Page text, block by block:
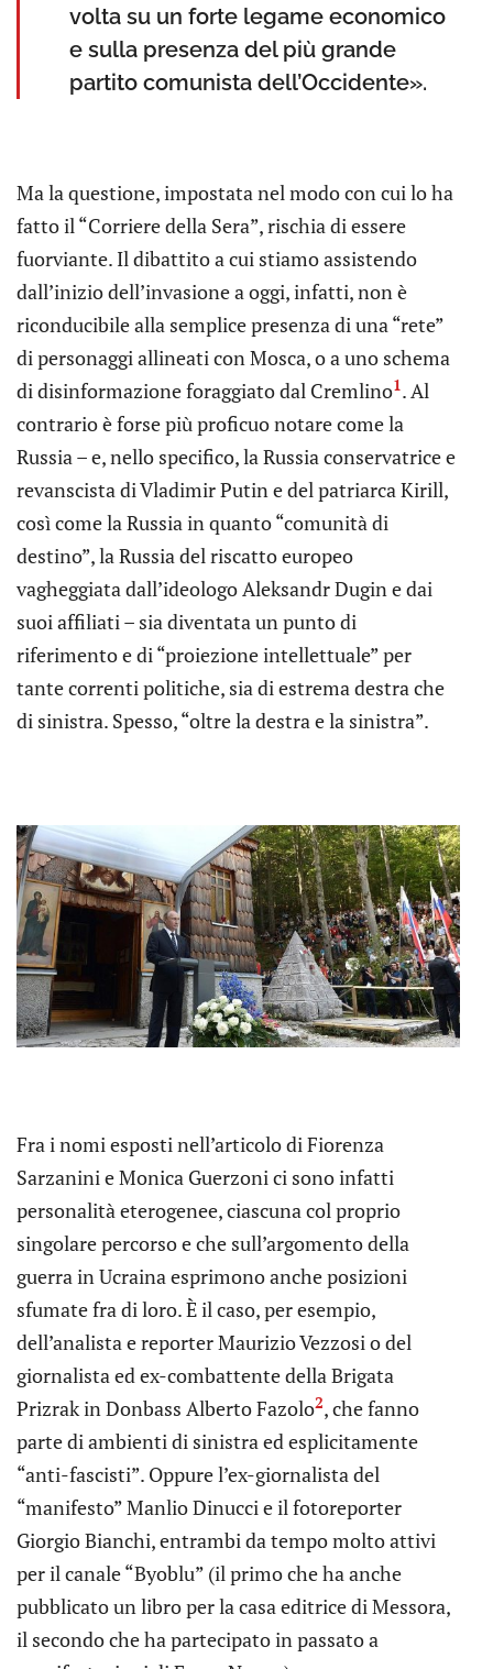
volta su un forte legame economico
e sulla presenza del più grande
partito comunista dell’Occidente».
Ma la questione, impostata nel modo con cui lo ha
fatto il “Corriere della Sera”, rischia di essere
fuorviante. Il dibattito a cui stiamo assistendo
dall’inizio dell’invasione a oggi, infatti, non è
riconducibile alla semplice presenza di una “rete”
di personaggi allineati con Mosca, o a uno schema
di disinformazione foraggiato dal Cremlino1. Al
contrario è forse più proficuo notare come la
Russia – e, nello specifico, la Russia conservatrice e
revanscista di Vladimir Putin e del patriarca Kirill,
così come la Russia in quanto “comunità di
destino”, la Russia del riscatto europeo
vagheggiata dall’ideologo Aleksandr Dugin e dai
suoi affiliati – sia diventata un punto di
riferimento e di “proiezione intellettuale” per
tante correnti politiche, sia di estrema destra che
di sinistra. Spesso, “oltre la destra e la sinistra”.
Fra i nomi esposti nell’articolo di Fiorenza
Sarzanini e Monica Guerzoni ci sono infatti
personalità eterogenee, ciascuna col proprio
singolare percorso e che sull’argomento della
guerra in Ucraina esprimono anche posizioni
sfumate fra di loro. È il caso, per esempio,
dell’analista e reporter Maurizio Vezzosi o del
giornalista ed ex-combattente della Brigata
Prizrak in Donbass Alberto Fazolo2, che fanno
parte di ambienti di sinistra ed esplicitamente
“anti-fascisti”. Oppure l’ex-giornalista del
“manifesto” Manlio Dinucci e il fotoreporter
Giorgio Bianchi, entrambi da tempo molto attivi
per il canale “Byoblu” (il primo che ha anche
pubblicato un libro per la casa editrice di Messora,
il secondo che ha partecipato in passato a